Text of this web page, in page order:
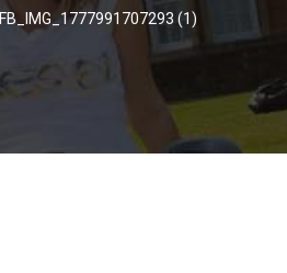
FB_IMG_1777991707293 (1)